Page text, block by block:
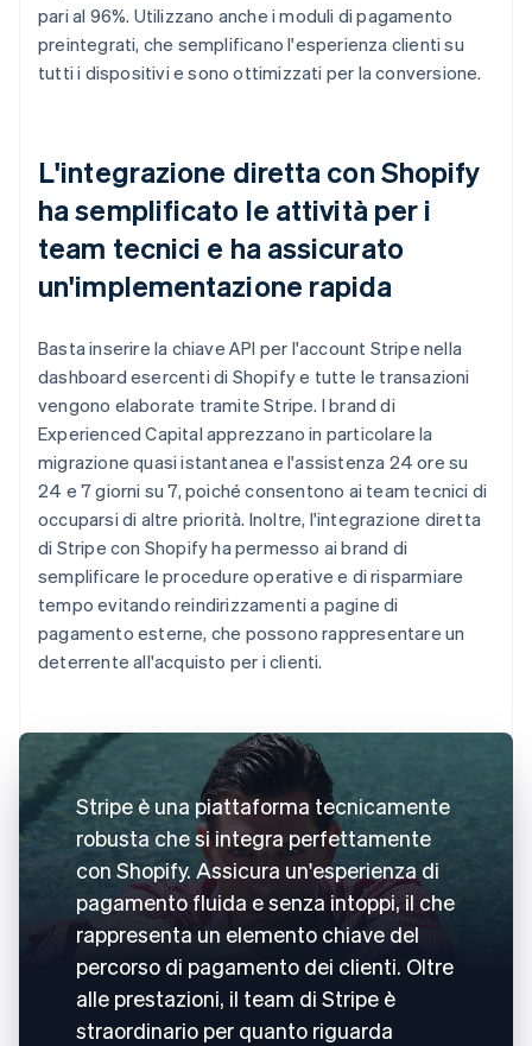
pari al 96%. Utilizzano anche i moduli di pagamento
preintegrati, che semplificano l'esperienza clienti su
tutti i dispositivi e sono ottimizzati per la conversione.
L'integrazione diretta con Shopify
ha semplificato le attività per i
team tecnici e ha assicurato
un'implementazione rapida
Basta inserire la chiave API per l'account Stripe nella
dashboard esercenti di Shopify e tutte le transazioni
vengono elaborate tramite Stripe. I brand di
Experienced Capital apprezzano in particolare la
migrazione quasi istantanea e l'assistenza 24 ore su
24 e 7 giorni su 7, poiché consentono ai team tecnici di
occuparsi di altre priorità. Inoltre, l'integrazione diretta
di Stripe con Shopify ha permesso ai brand di
semplificare le procedure operative e di risparmiare
tempo evitando reindirizzamenti a pagine di
pagamento esterne, che possono rappresentare un
deterrente all'acquisto per i clienti.
Stripe è una piattaforma tecnicamente
robusta che si integra perfettamente
con Shopify. Assicura un'esperienza di
pagamento fluida e senza intoppi, il che
rappresenta un elemento chiave del
percorso di pagamento dei clienti. Oltre
alle prestazioni, il team di Stripe è
straordinario per quanto riguarda